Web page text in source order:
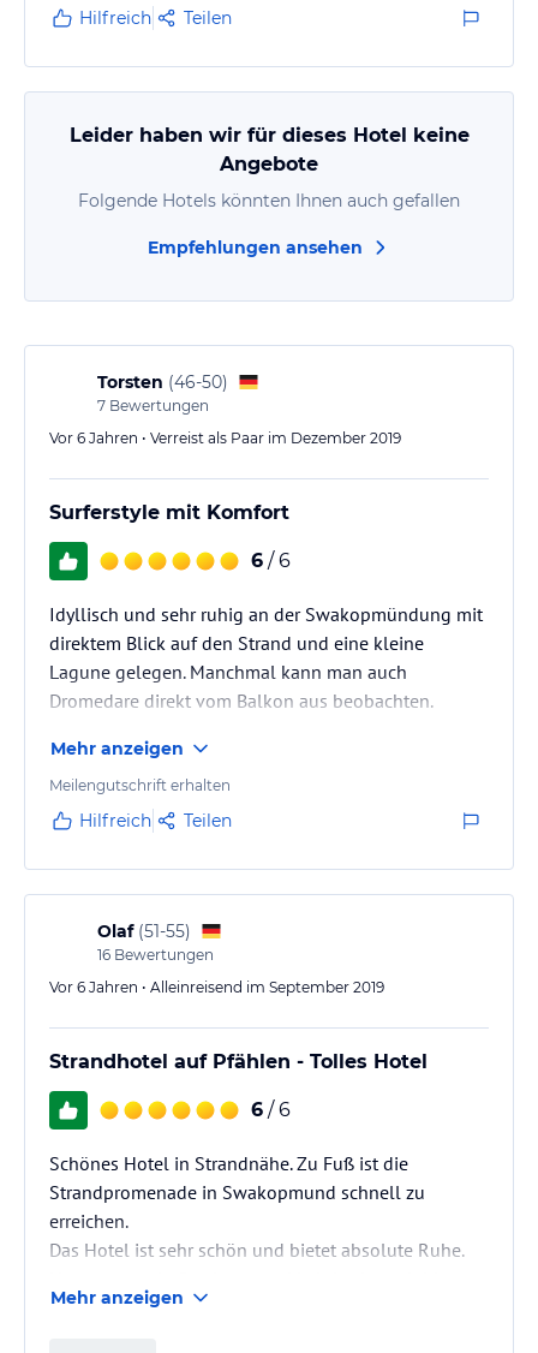
Hilfreich Teilen
Leider haben wir für dieses Hotel keine
Angebote
Folgende Hotels könnten Ihnen auch gefallen
Empfehlungen ansehen
Torsten (46-50)
7 Bewertungen
Vor 6 Jahren • Verreist als Paar im Dezember 2019
Surferstyle mit Komfort
6 / 6
Idyllisch und sehr ruhig an der Swakopmündung mit
direktem Blick auf den Strand und eine kleine
Lagune gelegen. Manchmal kann man auch
Dromedare direkt vom Balkon aus beobachten.
Mehr anzeigen
Meilengutschrift erhalten
Hilfreich Teilen
Olaf (51-55)
16 Bewertungen
Vor 6 Jahren • Alleinreisend im September 2019
Strandhotel auf Pfählen - Tolles Hotel
6 / 6
Schönes Hotel in Strandnähe. Zu Fuß ist die
Strandpromenade in Swakopmund schnell zu
erreichen.
Das Hotel ist sehr schön und bietet absolute Ruhe.
auch im Zimmer relativ kühl. Trotz kleiner Heizung
Mehr anzeigen